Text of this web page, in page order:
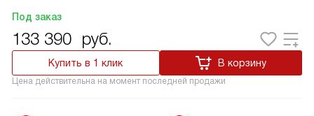
Под заказ
133 390 руб.
Купить в 1 клик В корзину
Цена действительна на момент последней продажи